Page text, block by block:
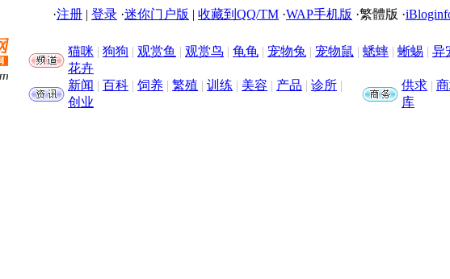
·注册 | 登录 ·迷你门户版 | 收藏到QQ/TM ·WAP手机版 ·繁體版 ·
猫咪 | 狗狗 | 观赏鱼 | 观赏鸟 | 龟龟 | 宠物兔 | 宠物鼠 | 蟋蟀 | 蜥蜴 | 异
花卉
新闻 | 百科 | 饲养 | 繁殖 | 训练 | 美容 | 产品 | 诊所 |
创业
供求 |
库